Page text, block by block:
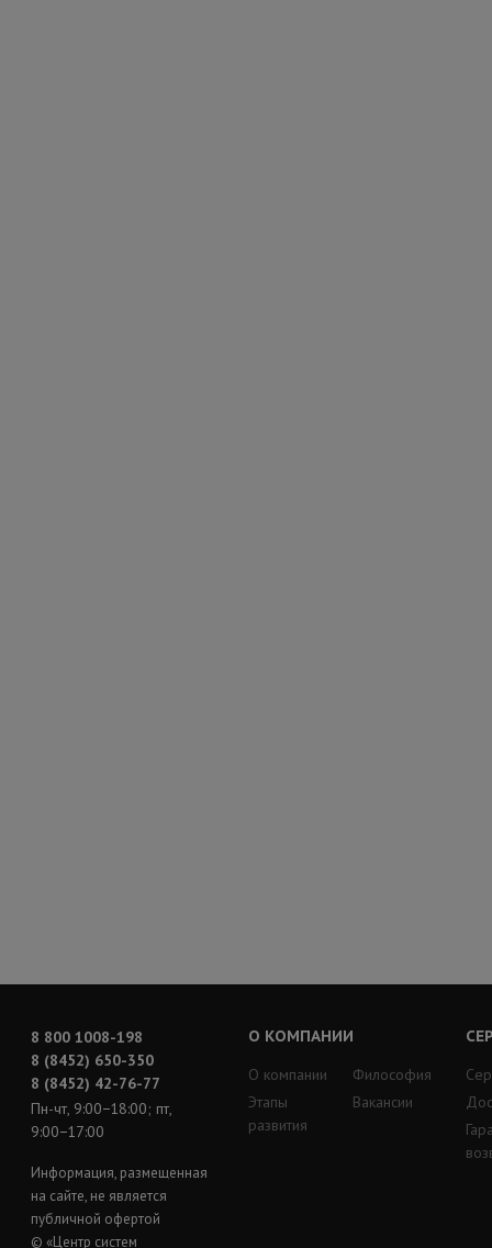
8 800 1008-198
8 (8452) 650-350
8 (8452) 42-76-77
Пн-чт, 9:00−18:00; пт,
9:00−17:00
Информация, размещенная
на сайте, не является
публичной офертой
© «Центр систем
О КОМПАНИИ
О компании
Этапы
развития
Философия
Вакансии